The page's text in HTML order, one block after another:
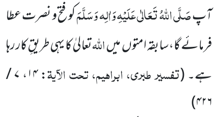
آپصَلَّی اللّٰہُ تَعَالٰی عَلَیْہِ وَاٰلِہ وَسَلَّمَکو فتح و نصرت عطا
فرمائے گا،سابقہ امتوںمیںاللّٰہتعالیٰ کا یہی طریقِ کار رہا
ہے۔(تفسیر طبری، ابراہیم، تحت الآیۃ:۱۴، ۷ /
۴۲۶)